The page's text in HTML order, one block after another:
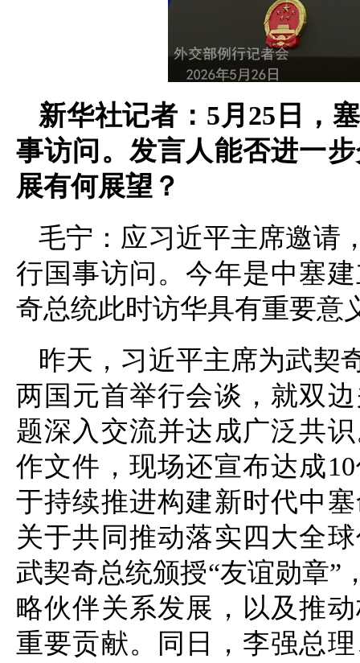
新华社记者：5月25日，
事访问。发言人能否进一
展有何展望？
毛宁：应习近平主席邀请
行国事访问。今年是中塞
奇总统此时访华具有重要意
昨天，习近平主席为武契
两国元首举行会谈，就双
题深入交流并达成广泛共
作文件，现场还宣布达成
于持续推进构建新时代中
关于共同推动落实四大全
武契奇总统颁授“友谊勋章”
略伙伴关系发展，以及推
重要贡献。同日，李强总